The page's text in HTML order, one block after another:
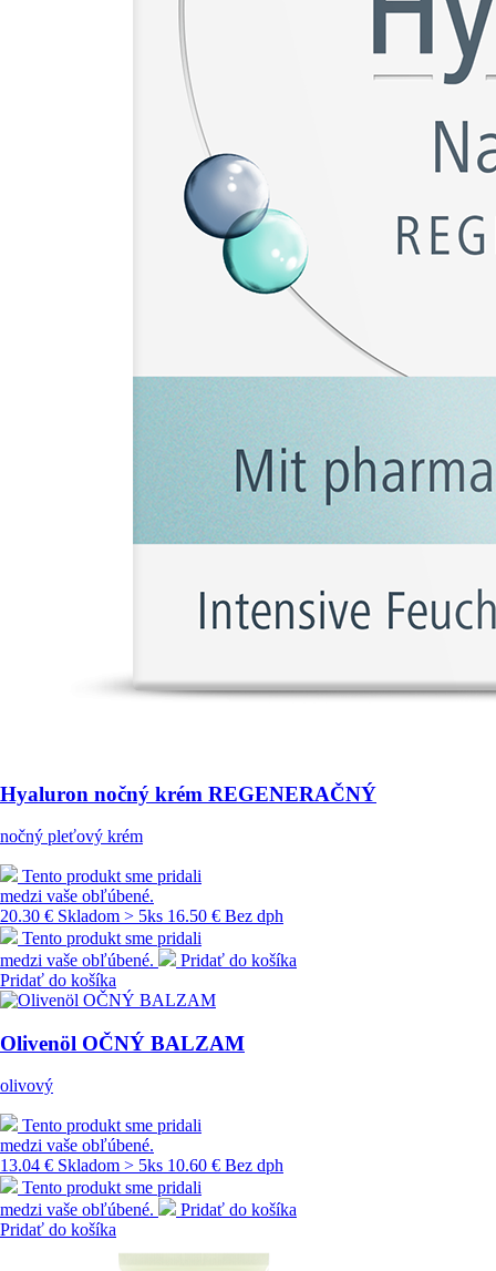
Hyaluron nočný krém REGENERAČNÝ
nočný pleťový krém
Tento produkt sme pridali
medzi vaše obľúbené.
20.30 € Skladom > 5ks 16.50 € Bez dph
Tento produkt sme pridali
medzi vaše obľúbené.
Pridať do košíka
Pridať do košíka
Olivenöl OČNÝ BALZAM
olivový
Tento produkt sme pridali
medzi vaše obľúbené.
13.04 € Skladom > 5ks 10.60 € Bez dph
Tento produkt sme pridali
medzi vaše obľúbené.
Pridať do košíka
Pridať do košíka